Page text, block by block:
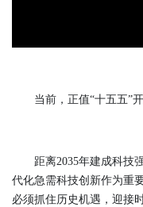
当前，正值“十五五”开
距离2035年建成科技强
代化急需科技创新作为重
必须抓住历史机遇，迎接